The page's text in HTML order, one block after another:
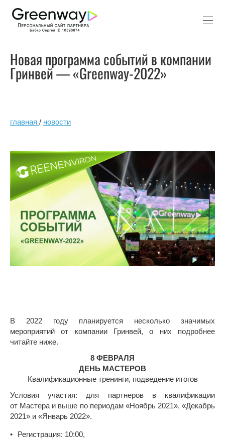
Новая программа событий в компании
Гринвей — «Greenway-2022»
главная / новости
В 2022 году планируется несколько значимых
мероприятий от компании Гринвей, о них подробнее
читайте ниже.
8 ФЕВРАЛЯ
ДЕНЬ МАСТЕРОВ
Квалификационные тренинги, подведение итогов
Условия участия: для партнеров в квалификации
от Мастера и выше по периодам «Ноябрь 2021», «Декабрь
2021» и «Январь 2022».
Регистрация: 10:00,